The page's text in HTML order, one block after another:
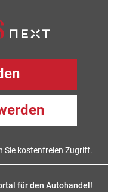
Sie kostenfreien Zugriff.
für den Autohandel!